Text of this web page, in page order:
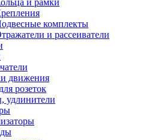
и рамки
комплекты
и рассеиватели
движения
розеток